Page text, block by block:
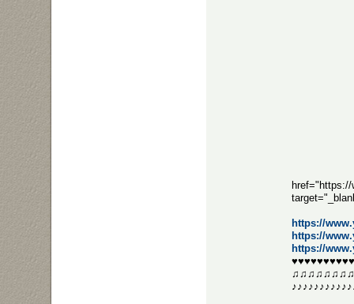
https://
https://
https://